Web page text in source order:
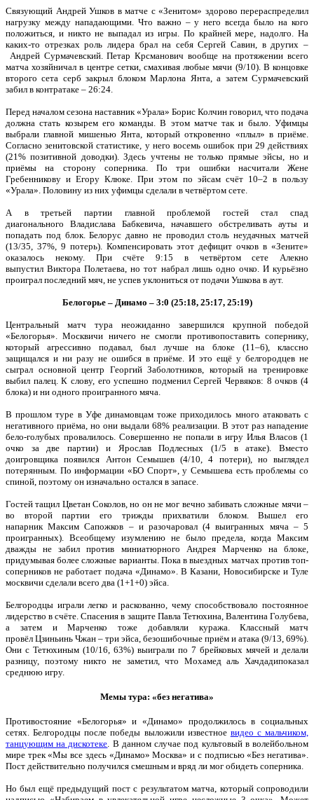
Связующий Андрей Ушков в матче с «Зенитом» здорово перераспределил
нагрузку между нападающими. Что важно – у него всегда было на кого
положиться, и никто не выпадал из игры. По крайней мере, надолго. На
каких-то отрезках роль лидера брал на себя Сергей Савин, в других –
Андрей Сурмачевский. Петар Крсманович вообще на протяжении всего
матча хозяйничал в центре сетки, смахивая любые мячи (9/10). В концовке
второго сета серб закрыл блоком Марлона Янта, а затем Сурмачевский
забил в контратаке – 26:24.
Перед началом сезона наставник «Урала» Борис Колчин говорил, что подача
должна стать козырем его команды. В этом матче так и было. Уфимцы
выбрали главной мишенью Янта, который откровенно «плыл» в приёме.
Согласно зенитовской статистике, у него восемь ошибок при 29 действиях
(21% позитивной доводки). Здесь учтены не только прямые эйсы, но и
приёмы на сторону соперника. По три ошибки насчитали Жене
Гребенникову и Егору Клюке. При этом по эйсам счёт 10–2 в пользу
«Урала». Половину из них уфимцы сделали в четвёртом сете.
А в третьей партии главной проблемой гостей стал спад
диагонального Владислава Бабкевича, начавшего обстреливать ауты и
попадать под блок. Белорус давно не проводил столь неудачных матчей
(13/35, 37%, 9 потерь). Компенсировать этот дефицит очков в «Зените»
оказалось некому. При счёте 9:15 в четвёртом сете Алекно
выпустил Виктора Полетаева, но тот набрал лишь одно очко. И курьёзно
проиграл последний мяч, не успев уклониться от подачи Ушкова в аут.
Белогорье – Динамо – 3:0 (25:18, 25:17, 25:19)
Центральный матч тура неожиданно завершился крупной победой
«Белогорья». Москвичи ничего не смогли противопоставить сопернику,
который агрессивно подавал, был лучше на блоке (11–6), классно
защищался и ни разу не ошибся в приёме. И это ещё у белгородцев не
сыграл основной центр Георгий Заболотников, который на тренировке
выбил палец. К слову, его успешно подменил Сергей Червяков: 8 очков (4
блока) и ни одного проигранного мяча.
В прошлом туре в Уфе динамовцам тоже приходилось много атаковать с
негативного приёма, но они выдали 68% реализации. В этот раз нападение
бело-голубых провалилось. Совершенно не попали в игру Илья Власов (1
очко за две партии) и Ярослав Подлесных (1/5 в атаке). Вместо
доигровщика появился Антон Семышев (4/10, 4 потери), но выглядел
потерянным. По информации «БО Спорт», у Семышева есть проблемы со
спиной, поэтому он изначально остался в запасе.
Гостей тащил Цветан Соколов, но он не мог вечно забивать сложные мячи –
во второй партии его трижды прихватили блоком. Вышел его
напарник Максим Сапожков – и разочаровал (4 выигранных мяча – 5
проигранных). Всеобщему изумлению не было предела, когда Максим
дважды не забил против миниатюрного Андрея Марченко на блоке,
придумывая более сложные варианты. Пока в выездных матчах против топ-
соперников не работает подача «Динамо». В Казани, Новосибирске и Туле
москвичи сделали всего два (1+1+0) эйса.
Белгородцы играли легко и раскованно, чему способствовало постоянное
лидерство в счёте. Спасения в защите Павла Тетюхина, Валентина Голубева,
а затем и Марченко тоже добавляли куража. Классный матч
провёл Цзиньинь Чжан – три эйса, безошибочные приём и атака (9/13, 69%).
Они с Тетюхиным (10/16, 63%) выиграли по 7 брейковых мячей и делали
разницу, поэтому никто не заметил, что Мохамед аль Хачдадипоказал
среднюю игру.
Мемы тура: «без негатива»
Противостояние «Белогорья» и «Динамо» продолжилось в социальных
сетях. Белгородцы после победы выложили известное видео с мальчиком,
танцующим на дискотеке . В данном случае под культовый в волейбольном
мире трек «Мы все здесь «Динамо» Москва» и с подписью «Без негатива».
Пост действительно получился смешным и вряд ли мог обидеть соперника.
Но был ещё предыдущий пост с результатом матча, который сопроводили